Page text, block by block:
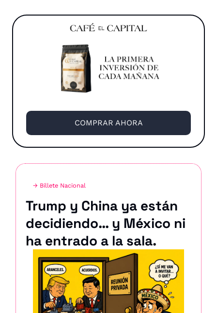
COMPRAR AHORA
→ Billete Nacional
Trump y China ya están
decidiendo… y México ni
ha entrado a la sala.